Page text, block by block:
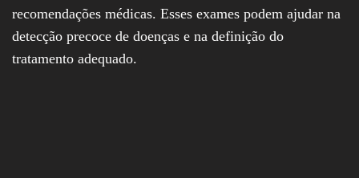
recomendações médicas. Esses exames podem ajudar na
detecção precoce de doenças e na definição do
tratamento adequado.